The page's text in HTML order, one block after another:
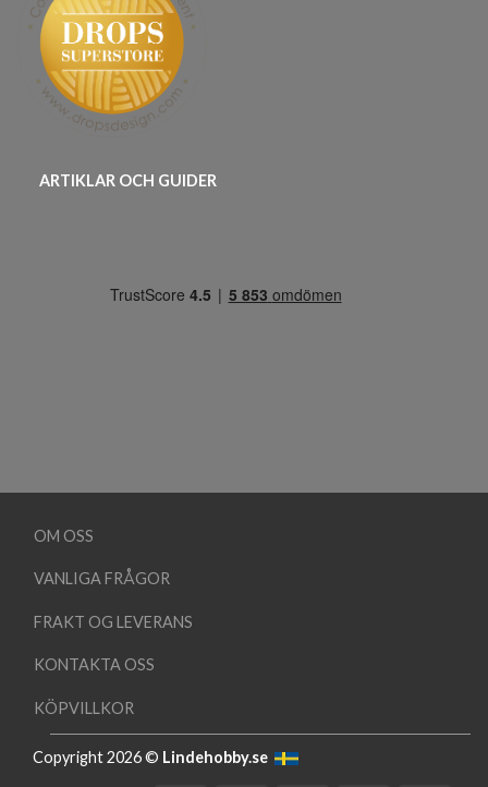
ARTIKLAR OCH GUIDER
OM OSS
VANLIGA FRÅGOR
FRAKT OG LEVERANS
KONTAKTA OSS
KÖPVILLKOR
Copyright 2026 © Lindehobby.se